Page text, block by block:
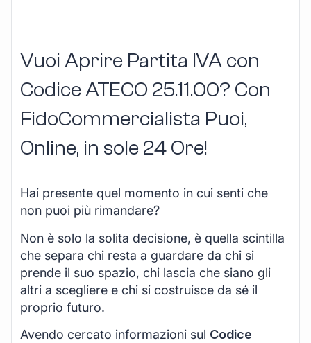
Vuoi Aprire Partita IVA con
Codice ATECO 25.11.00? Con
FidoCommercialista Puoi,
Online, in sole 24 Ore!
Hai presente quel momento in cui senti che
non puoi più rimandare?
Non è solo la solita decisione, è quella scintilla
che separa chi resta a guardare da chi si
prende il suo spazio, chi lascia che siano gli
altri a scegliere e chi si costruisce da sé il
proprio futuro.
Avendo cercato informazioni sul Codice